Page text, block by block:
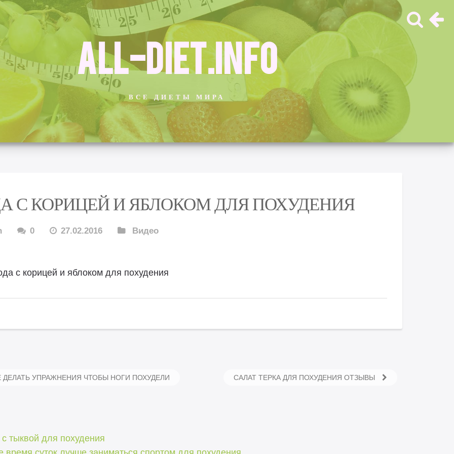
ALL-DIET.INFO
ВСЕ ДИЕТЫ МИРА
С КОРИЦЕЙ И ЯБЛОКОМ ДЛЯ ПОХУДЕНИЯ
0 27.02.2016 Видео
с корицей и яблоком для похудения
ДЕЛАТЬ УПРАЖНЕНИЯ ЧТОБЫ НОГИ ПОХУДЕЛИ САЛАТ ТЕРКА ДЛЯ ПОХУДЕНИЯ ОТЗЫВЫ
с тыквой для похудения